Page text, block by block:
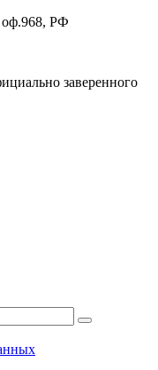
оф.968, РФ
заверенного